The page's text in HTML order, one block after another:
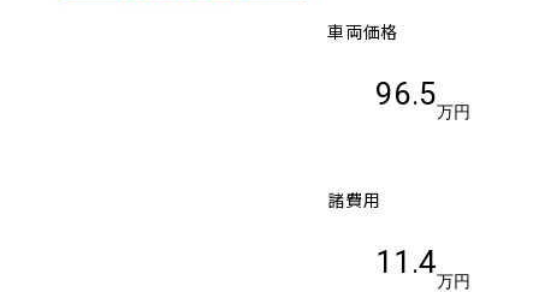
採用情報
0120-733-500
車両価格
96.5
万円
諸費用
11.4
万円